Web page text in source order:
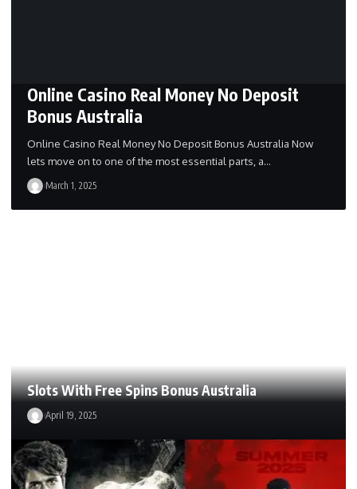
Online Casino Real Money No Deposit
Bonus Australia
Online Casino Real Money No Deposit Bonus Australia Now
lets move on to one of the most essential parts, a…
March 1, 2025
Slots With Free Spins Bonus Australia
April 19, 2025